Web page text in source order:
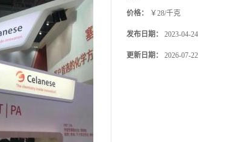
价格： ￥28/千克
发布日期： 2023-04-24
更新日期： 2026-07-22